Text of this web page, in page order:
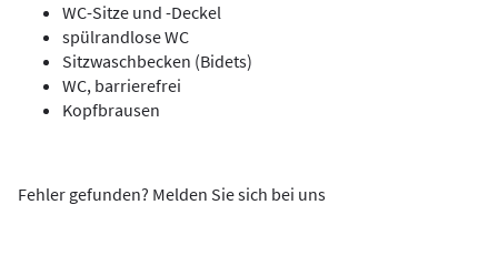
WC-Sitze und -Deckel
spülrandlose WC
Sitzwaschbecken (Bidets)
WC, barrierefrei
Kopfbrausen
Fehler gefunden? Melden Sie sich bei uns